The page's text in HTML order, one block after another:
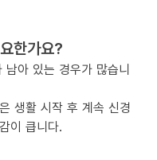
한가요?
아 있는 경우가 많습니
생활 시작 후 계속 신경
이 큽니다.